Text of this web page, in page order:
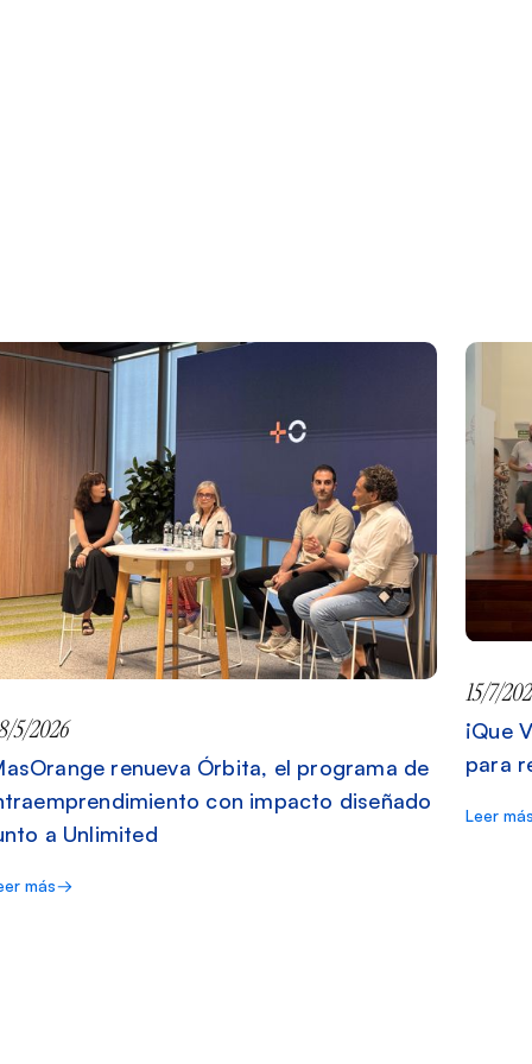
5/2026
renueva Órbita, el programa de
con impacto diseñado
a Unlimited
más
15/7/
¡Que
para
Leer